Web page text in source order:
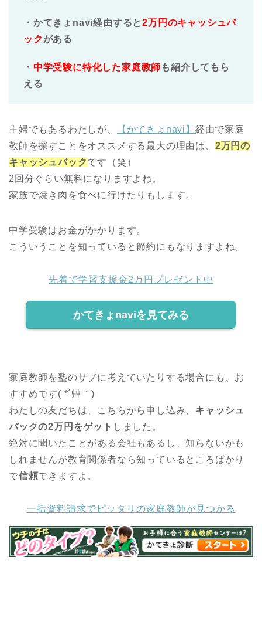
・かてきょnavi経由すると2万円のキャッシュバ
ック がある
・ 中学受験に特化した家庭教師 も紹介してもら
える
主婦でもあるわたしが、 【かてきょnavi】 経由で家庭
教師を探すことをオススメする最大の理由は、 2万円の
キャッシュバックです（笑）
2回分ぐらい無料になりますよね。
家族で焼き肉を食べに行けたりもします。
中学受験はお金がかかります。
こういうことを知っていると節約にもなりますよね。
先着で学習支援金2万円プレゼント中
かてきょnaviを見てみる
家庭教師を塾のサブに考えていたりする場合にも、お
すすめです( *´艸｀)
わたしの友だちは、こちらから申し込み、 キャッシュ
バックの2万円をゲット しました。
絶対に聞いたことがある会社もあるし、知らないかも
しれませんが教育関係者なら知っているところばかり
で信頼できますよ。
一括資料請求でピッタリの家庭教師が見つかる